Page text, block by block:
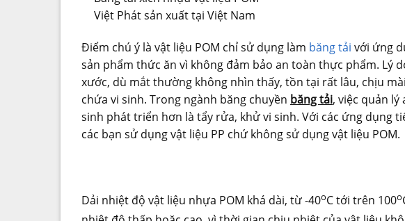
Việt Phát sản xuất tại Việt Nam
Điểm chú ý là vật liệu POM chỉ sử dụng làm băng tải với ứng
sản phẩm thức ăn vì không đảm bảo an toàn thực phẩm. Lý
xước, dù mắt thường không nhìn thấy, tồn tại rất lâu, chịu
chứa vi sinh. Trong ngành băng chuyền băng tải, việc quản
sinh phát triển hơn là tẩy rửa, khử vi sinh. Với các ứng dụng
các bạn sử dụng vật liệu PP chứ không sử dụng vật liệu POM.
Dải nhiệt độ vật liệu nhựa POM khá dài, từ -40oC tới trên 100o